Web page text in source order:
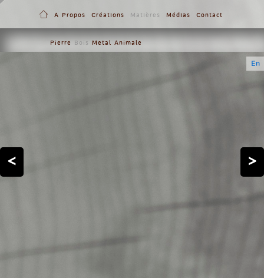
>
<
A Propos Créations Matières
Pierre Bois Metal Animale
Médias Contact
En